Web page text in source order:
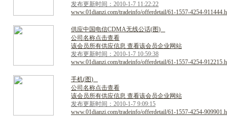
发布更新时间：2010-1-7 11:22:22
www.01dianzi.com/tradeinfo/offerdetail/61-1557-4254-
供应中 国 电信CDMA无线公话(图)
公司名称点击查看
该会员所有供应信息 查看该会员企业网站
发布更新时间：2010-1-7 10:59:38
www.01dianzi.com/tradeinfo/offerdetail/61-1557-4254-
手机(图)
公司名称点击查看
该会员所有供应信息 查看该会员企业网站
发布更新时间：2010-1-7 9:09:15
www.01dianzi.com/tradeinfo/offerdetail/61-1557-4254-